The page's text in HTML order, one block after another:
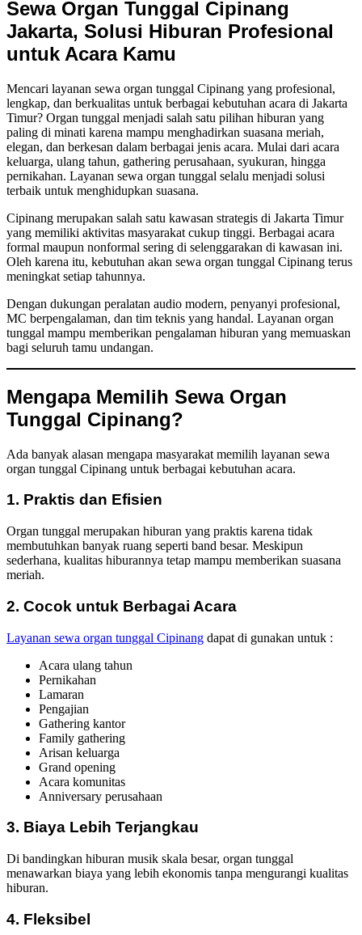
Sewa Organ Tunggal Cipinang
Jakarta, Solusi Hiburan Profesional
untuk Acara Kamu
Mencari layanan sewa organ tunggal Cipinang yang profesional,
lengkap, dan berkualitas untuk berbagai kebutuhan acara di Jakarta
Timur? Organ tunggal menjadi salah satu pilihan hiburan yang
paling di minati karena mampu menghadirkan suasana meriah,
elegan, dan berkesan dalam berbagai jenis acara. Mulai dari acara
keluarga, ulang tahun, gathering perusahaan, syukuran, hingga
pernikahan. Layanan sewa organ tunggal selalu menjadi solusi
terbaik untuk menghidupkan suasana.
Cipinang merupakan salah satu kawasan strategis di Jakarta Timur
yang memiliki aktivitas masyarakat cukup tinggi. Berbagai acara
formal maupun nonformal sering di selenggarakan di kawasan ini.
Oleh karena itu, kebutuhan akan sewa organ tunggal Cipinang terus
meningkat setiap tahunnya.
Dengan dukungan peralatan audio modern, penyanyi profesional,
MC berpengalaman, dan tim teknis yang handal. Layanan organ
tunggal mampu memberikan pengalaman hiburan yang memuaskan
bagi seluruh tamu undangan.
Mengapa Memilih Sewa Organ
Tunggal Cipinang?
Ada banyak alasan mengapa masyarakat memilih layanan sewa
organ tunggal Cipinang untuk berbagai kebutuhan acara.
1. Praktis dan Efisien
Organ tunggal merupakan hiburan yang praktis karena tidak
membutuhkan banyak ruang seperti band besar. Meskipun
sederhana, kualitas hiburannya tetap mampu memberikan suasana
meriah.
2. Cocok untuk Berbagai Acara
Layanan sewa organ tunggal Cipinang dapat di gunakan untuk :
Acara ulang tahun
Pernikahan
Lamaran
Pengajian
Gathering kantor
Family gathering
Arisan keluarga
Grand opening
Acara komunitas
Anniversary perusahaan
3. Biaya Lebih Terjangkau
Di bandingkan hiburan musik skala besar, organ tunggal
menawarkan biaya yang lebih ekonomis tanpa mengurangi kualitas
hiburan.
4. Fleksibel